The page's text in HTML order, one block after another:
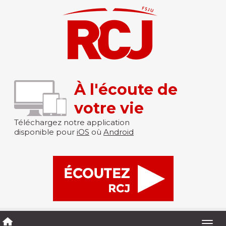
À l'écoute de
votre vie
Téléchargez notre application
disponible pour iOS où Android